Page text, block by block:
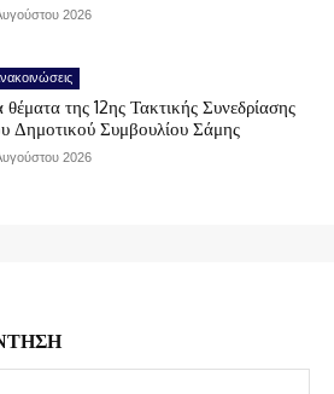
2026
θέματα της 12ης Τακτικής Συνεδρίασης
Δημοτικού Συμβουλίου Σάμης
2026